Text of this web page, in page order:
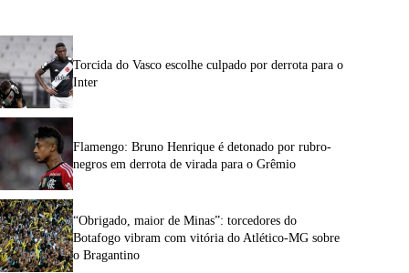
Torcida do Vasco escolhe culpado por derrota para o
Inter
Flamengo: Bruno Henrique é detonado por rubro-
negros em derrota de virada para o Grêmio
“Obrigado, maior de Minas”: torcedores do
Botafogo vibram com vitória do Atlético-MG sobre
o Bragantino